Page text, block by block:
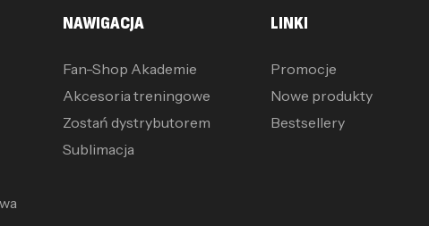
NAWIGACJA
Fan-Shop Akademie
Akcesoria treningowe
Zostań dystrybutorem
Sublimacja
LINKI
Promocje
Nowe produkty
Bestsellery